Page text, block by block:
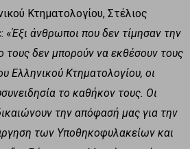
Κτηματολογίου, Στέλιος
«Έξι άνθρωποι που δεν τίμησαν την
τους δεν μπορούν να εκθέσουν τους
Ελληνικού Κτηματολογίου, οι
το καθήκον τους. Οι
την απόφασή μας για την
των Υποθηκοφυλακείων και